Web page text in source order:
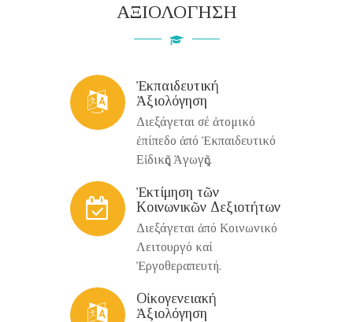
ΑΞΙΟΛΟΓΗΣΗ
Ἐκπαιδευτική
Ἀξιολόγηση
Διεξάγεται σέ ἀτομικό
ἐπίπεδο ἀπό Ἐκπαιδευτικό
Εἰδικῆς Ἀγωγῆς.
Ἐκτίμηση τῶν
Κοινωνικῶν Δεξιοτήτων
Διεξάγεται ἀπό Κοινωνικό
Λειτουργό καί
Ἐργοθεραπευτή.
Οἰκογενειακή
Ἀξιολόγηση